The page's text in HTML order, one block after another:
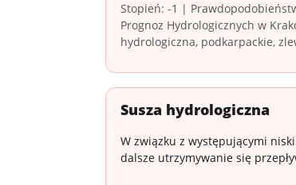
Stopień: -1 |
Prognoz Hydrologicznych w
hydrologiczna, podkarpackie,
Susza hydrologiczna
W związku z występującymi
dalsze utrzymywanie się